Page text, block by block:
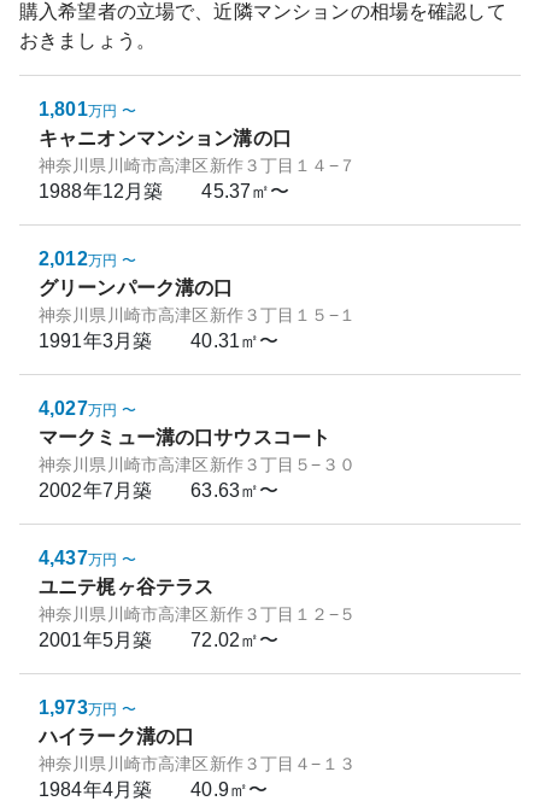
購入希望者の立場で、近隣マンションの相場を確認して
おきましょう。
1,801万円 〜
キャニオンマンション溝の口
神奈川県川崎市高津区新作３丁目１４−７
1988年12月築 45.37㎡〜
2,012万円 〜
グリーンパーク溝の口
神奈川県川崎市高津区新作３丁目１５−１
1991年3月築 40.31㎡〜
4,027万円 〜
マークミュー溝の口サウスコート
神奈川県川崎市高津区新作３丁目５−３０
2002年7月築 63.63㎡〜
4,437万円 〜
ユニテ梶ヶ谷テラス
神奈川県川崎市高津区新作３丁目１２−５
2001年5月築 72.02㎡〜
1,973万円 〜
ハイラーク溝の口
神奈川県川崎市高津区新作３丁目４−１３
1984年4月築 40.9㎡〜